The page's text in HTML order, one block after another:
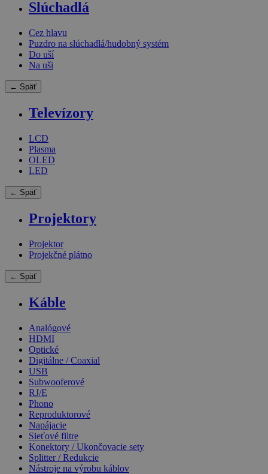
Slúchadlá
Cez hlavu
Puzdro na slúchadlá/hudobný systém
Do uší
Na uši
← Späť
Televízory
LCD
Plasma
OLED
LED
← Späť
Projektory
Projektor
Projekčné plátno
← Späť
Káble
Analógové
HDMI
Optické
Digitálne / Coaxial
USB
Subwooferové
RJ/E
Phono
Reproduktorové
Napájacie
Sieťové filtre
Konektory / Ukončovacie sety
Splitter / Redukcie
Nástroje na výrobu káblov